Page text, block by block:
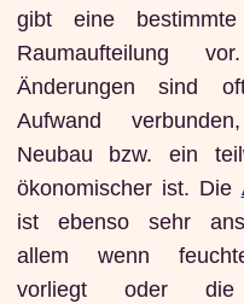
gibt eine
Raumaufteilung
Änderungen sind
Aufwand
Neubau bzw. ein
ökonomischer ist. Die
ist ebenso sehr
allem wenn
vorliegt oder die